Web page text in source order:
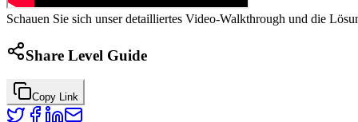
Schauen Sie sich unser detailliertes Video-Walkthrough und die
Share Level Guide
Copy Link